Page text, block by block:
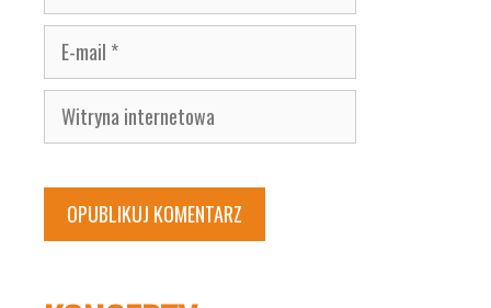
E-
mail
Witryna
internetowa